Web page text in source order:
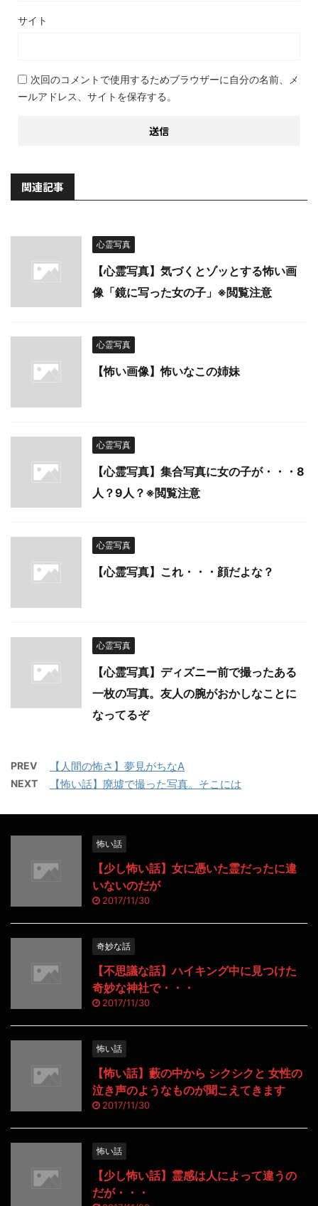
サイト
次回のコメントで使用するためブラウザーに自分の名前、メ
ールアドレス、サイトを保存する。
関連記事
心霊写真
【心霊写真】気づくとゾッとする怖い画
像「鏡に写った女の子」※閲覧注意
心霊写真
【怖い画像】怖いなこの姉妹
心霊写真
【心霊写真】集合写真に女の子が・・・8
人？9人？※閲覧注意
心霊写真
【心霊写真】これ・・・顔だよな？
心霊写真
【心霊写真】ディズニー前で撮ったある
一枚の写真。友人の腕がおかしなことに
なってるぞ
PREV 【人間の怖さ】夢見がちなA
NEXT 【怖い話】廃墟で撮った写真。そこには
怖い話
【少し怖い話】女に憑いた霊だったに違
いないのだが
2017/11/30
奇妙な話
【不思議な話】ハイキング中に見つけた
奇妙な神社で・・・
2017/11/30
怖い話
【怖い話】藪の中から シクシクと 女性の
泣き声のようなものが聞こえてきます
2017/11/30
怖い話
【少し怖い話】霊感は人によって違うの
だが・・・